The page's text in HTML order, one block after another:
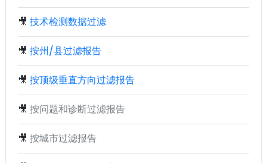
🎥 技术检测数据过滤
🎥 按州/县过滤报告
🎥 按顶级垂直方向过滤报告
🎥 按问题和诊断过滤报告
🎥 按城市过滤报告